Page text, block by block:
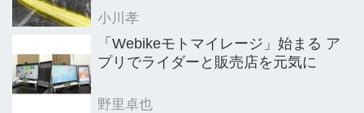
小川孝
「Webikeモトマイレージ」始まる ア
プリでライダーと販売店を元気に
野里卓也